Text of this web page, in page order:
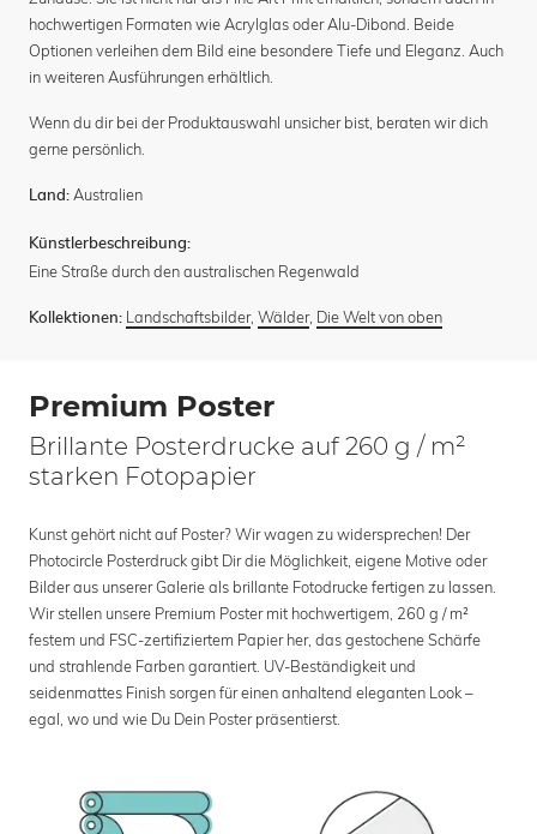
hochwertigen Formaten wie Acrylglas oder Alu-Dibond. Beide
Optionen verleihen dem Bild eine besondere Tiefe und Eleganz. Auch
in weiteren Ausführungen erhältlich.
Wenn du dir bei der Produktauswahl unsicher bist, beraten wir dich
gerne persönlich.
Land: Australien
Künstlerbeschreibung:
Eine Straße durch den australischen Regenwald
Kollektionen: Landschaftsbilder, Wälder, Die Welt von oben
Premium Poster
Brillante Posterdrucke auf 260 g / m²
starken Fotopapier
Kunst gehört nicht auf Poster? Wir wagen zu widersprechen! Der
Photocircle Posterdruck gibt Dir die Möglichkeit, eigene Motive oder
Bilder aus unserer Galerie als brillante Fotodrucke fertigen zu lassen.
Wir stellen unsere Premium Poster mit hochwertigem, 260 g / m²
festem und FSC-zertifiziertem Papier her, das gestochene Schärfe
und strahlende Farben garantiert. UV-Beständigkeit und
seidenmattes Finish sorgen für einen anhaltend eleganten Look –
egal, wo und wie Du Dein Poster präsentierst.